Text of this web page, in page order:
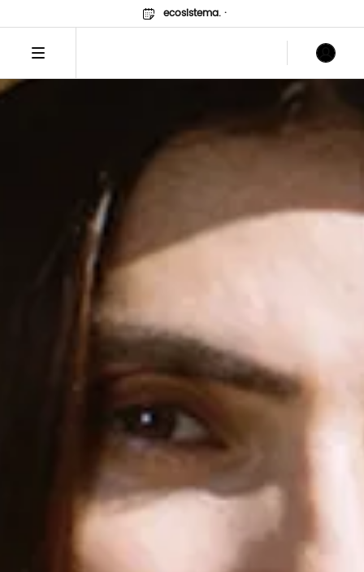
ecosistema.·